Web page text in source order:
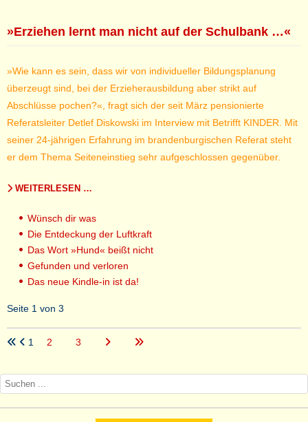
»Erziehen lernt man nicht auf der Schulbank …«
»Wie kann es sein, dass wir von individueller Bildungsplanung
überzeugt sind, bei der Erzieherausbildung aber strikt auf
Abschlüsse pochen?«, fragt sich der seit März pensionierte
Referatsleiter Detlef Diskowski im Interview mit Betrifft KINDER. Mit
seiner 24-jährigen Erfahrung im brandenburgischen Referat steht
er dem Thema Seiteneinstieg sehr aufgeschlossen gegenüber.
WEITERLESEN …
Wünsch dir was
Die Entdeckung der Luftkraft
Das Wort »Hund« beißt nicht
Gefunden und verloren
Das neue Kindle-in ist da!
Seite 1 von 3
1 2 3